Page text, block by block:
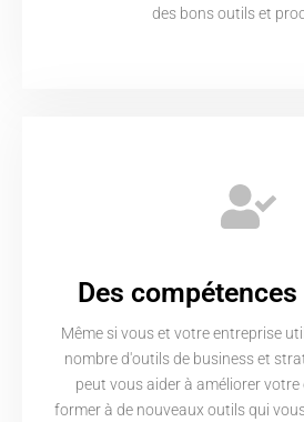
des bons outils et
Des
Même si vous et votre entreprise
nombre d'outils de business et
peut vous aider à améliorer
former à de nouveaux outils qui